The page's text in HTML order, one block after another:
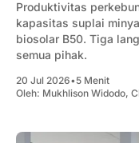
Produktivitas
kapasitas suplai
biosolar B50. Tiga
semua pihak.
20 Jul 2026•5 Menit
Oleh: Mukhlison Widodo,